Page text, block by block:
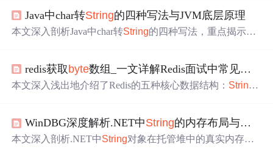
Java中char转String的四种写法与JVM底层原理
本文深入剖析Java中char转String的四种写法，重点揭示其
JMH压测和Arthas线上监控验证，指出String.valueOf(char)
为唯一官方推荐方式，因其复用char数组、避免冗余对象
redis获取byte数组_一文详解Redis面试中常见的5种数据结构及对应使用场景
本文深入浅出地介绍了Redis的五种核心数据结构： String
力。WinDBG深度解析.NET中String的内存布局与泄漏定位
本文深入剖析.NET中String对象在托管堆中的真实内存布